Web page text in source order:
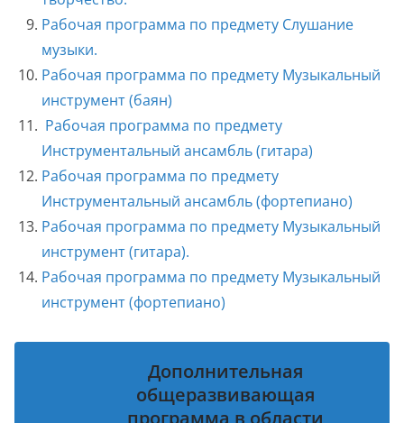
Рабочая программа по предмету Слушание
музыки.
Рабочая программа по предмету Музыкальный
инструмент (баян)
Рабочая программа по предмету
Инструментальный ансамбль (гитара)
Рабочая программа по предмету
Инструментальный ансамбль (фортепиано)
Рабочая программа по предмету Музыкальный
инструмент (гитара).
Рабочая программа по предмету Музыкальный
инструмент (фортепиано)
Дополнительная
общеразвивающая